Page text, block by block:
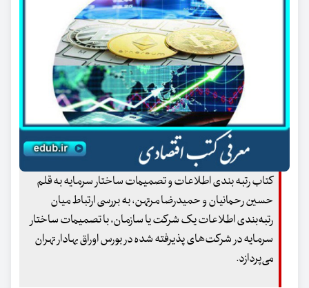
کتاب رتبه بندی اطلاعات و تصمیمات ساختار سرمایه به قلم
حسین رحمانیان و حمیدرضا مرتهن، به بررسی ارتباط میان
رتبه‌بندی اطلاعات یک شرکت یا سازمان، با تصمیمات ساختار
سرمایه در شرکت‌های پذیرفته شده در بورس اوراق بهادار تهران
می‌پردازد.